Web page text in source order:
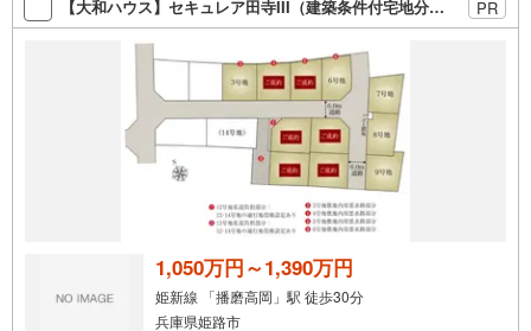
【大和ハウス】セキュレア田寺III（建築条件付宅地分譲） PR
1,050万円～1,390万円
姫新線 「播磨高岡」駅 徒歩30分
兵庫県姫路市